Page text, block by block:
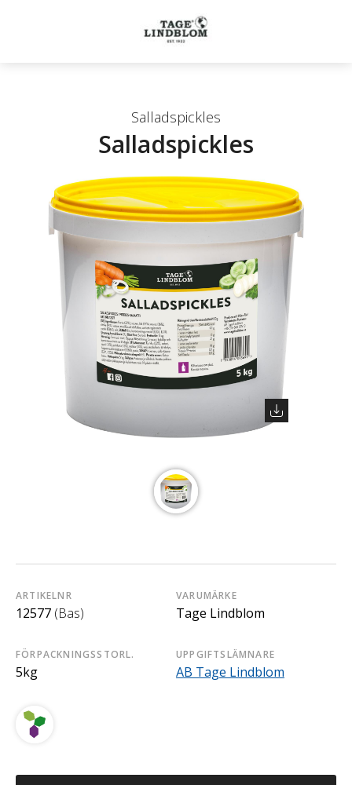
Salladspickles
Salladspickles
ARTIKELNR
12577 (Bas)
VARUMÄRKE
Tage Lindblom
FÖRPACKNINGSSTORL.
5kg
UPPGIFTSLÄMNARE
AB Tage Lindblom